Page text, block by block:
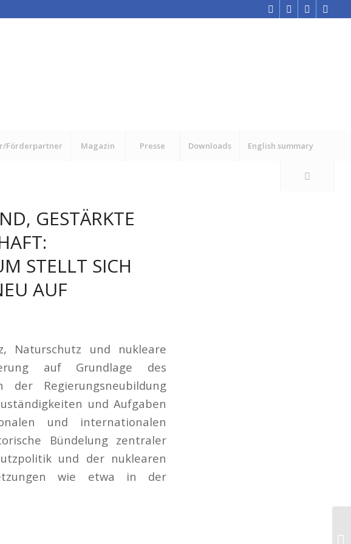
Förderpartner Magazin Presse Downloads English summary
GESTÄRKTE
STELLT SICH
AUF
Naturschutz und nukleare
auf Grundlage des
der Regierungsneubildung
und Aufgaben
und internationalen
Bündelung zentraler
und der nuklearen
wie etwa in der